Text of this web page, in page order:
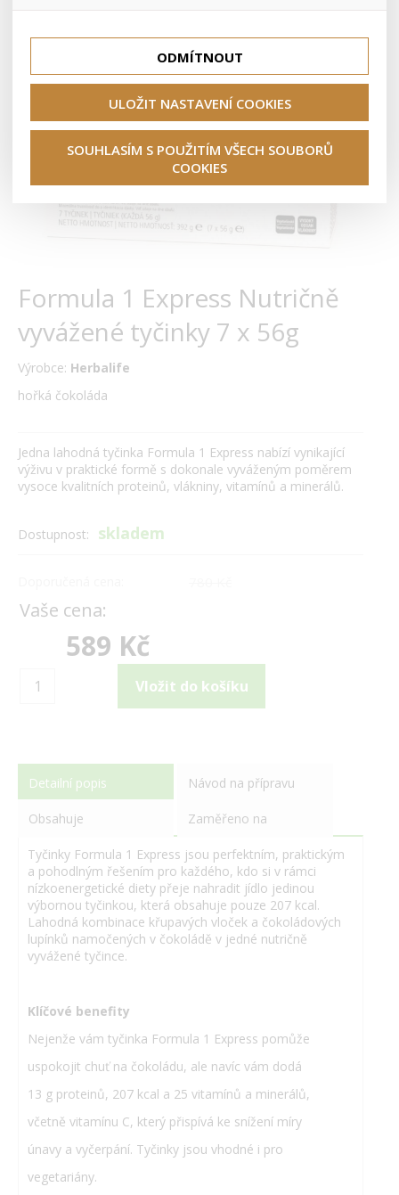
Formula 1 Express Nutričně
vyvážené tyčinky 7 x 56g
Výrobce: Herbalife
hořká čokoláda
Jedna lahodná tyčinka Formula 1 Express nabízí vynikající
výživu v praktické formě s dokonale vyváženým poměrem
vysoce kvalitních proteinů, vlákniny, vitamínů a minerálů.
Dostupnost: skladem
Vaše cena:
589 Kč
Detailní popis Návod na přípravu
Obsahuje Zaměřeno na
Tyčinky Formula 1 Express jsou perfektním, praktickým
a pohodlným řešením pro každého, kdo si v rámci
nízkoenergetické diety přeje nahradit jídlo jedinou
výbornou tyčinkou, která obsahuje pouze 207 kcal.
Lahodná kombinace křupavých vloček a čokoládových
lupínků namočených v čokoládě v jedné nutričně
vyvážené tyčince.
Klíčové benefity
Nejenže vám tyčinka Formula 1 Express pomůže
uspokojit chuť na čokoládu, ale navíc vám dodá
13 g proteinů, 207 kcal a 25 vitamínů a minerálů,
včetně vitamínu C, který přispívá ke snížení míry
únavy a vyčerpání. Tyčinky jsou vhodné i pro
vegetariány.
se nevhodným doporučením produktů či jiným
nedůležitým nabídkám.
marketingové kampaně.
ODMÍTNOUT
ULOŽIT NASTAVENÍ COOKIES
SOUHLASÍM S POUŽITÍM VŠECH SOUBORŮ
COOKIES